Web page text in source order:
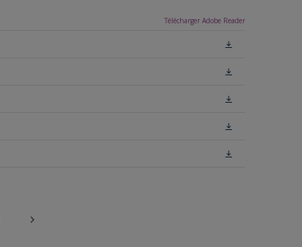
Télécharger Adobe Reader